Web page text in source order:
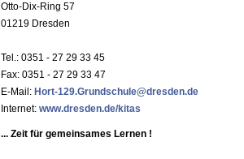
Otto-Dix-Ring 57
01219 Dresden
Tel.: 0351 - 27 29 33 45
Fax: 0351 - 27 29 33 47
E-Mail: Hort-129.Grundschule@dresden.de
Internet: www.dresden.de/kitas
... Zeit für gemeinsames Lernen !